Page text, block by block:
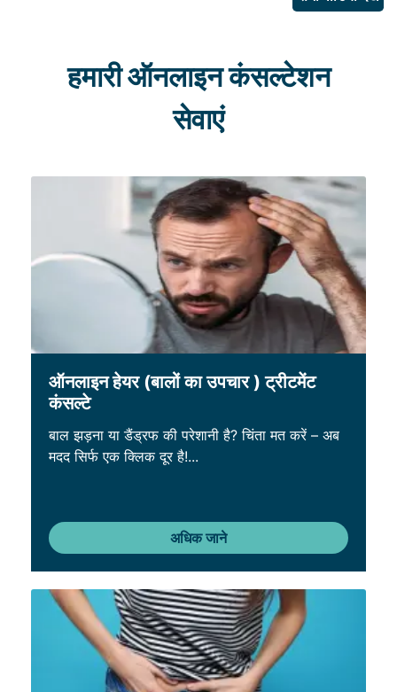
हमारी ऑनलाइन कंसल्टेशन
सेवाएं
ऑनलाइन हेयर (बालों का उपचार ) ट्रीटमेंट
कंसल्टे
बाल झड़ना या डैंड्रफ की परेशानी है? चिंता मत करें – अब
मदद सिर्फ एक क्लिक दूर है!...
अधिक जाने